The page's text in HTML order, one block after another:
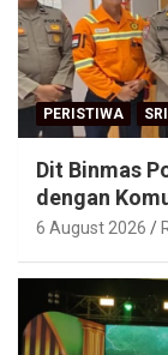
PERISTIWA
Dit Binmas
dengan
6 August 2026